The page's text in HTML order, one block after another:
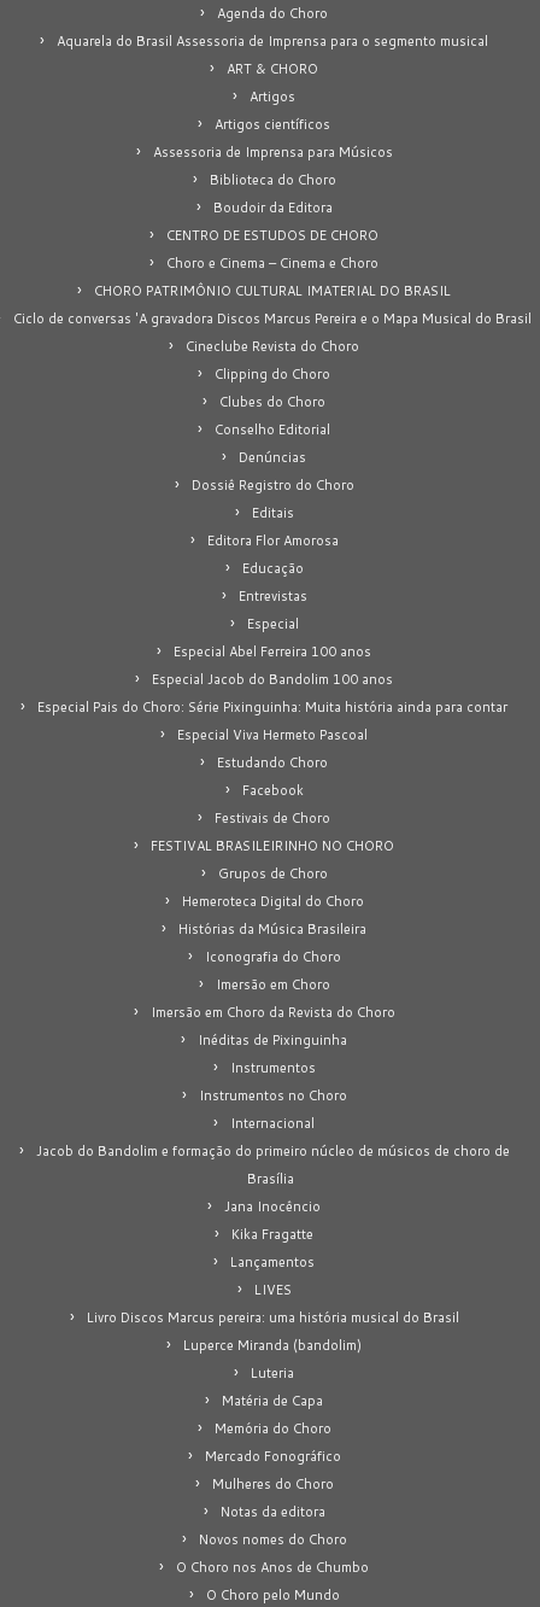
Agenda do Choro
Aquarela do Brasil Assessoria de Imprensa para o segmento musical
ART & CHORO
Artigos
Artigos científicos
Assessoria de Imprensa para Músicos
Biblioteca do Choro
Boudoir da Editora
CENTRO DE ESTUDOS DE CHORO
Choro e Cinema – Cinema e Choro
CHORO PATRIMÔNIO CULTURAL IMATERIAL DO BRASIL
Ciclo de conversas 'A gravadora Discos Marcus Pereira e o Mapa Musical do Brasil
Cineclube Revista do Choro
Clipping do Choro
Clubes do Choro
Conselho Editorial
Denúncias
Dossiê Registro do Choro
Editais
Editora Flor Amorosa
Educação
Entrevistas
Especial
Especial Abel Ferreira 100 anos
Especial Jacob do Bandolim 100 anos
Especial Pais do Choro: Série Pixinguinha: Muita história ainda para contar
Especial Viva Hermeto Pascoal
Estudando Choro
Facebook
Festivais de Choro
FESTIVAL BRASILEIRINHO NO CHORO
Grupos de Choro
Hemeroteca Digital do Choro
Histórias da Música Brasileira
Iconografia do Choro
Imersão em Choro
Imersão em Choro da Revista do Choro
Inéditas de Pixinguinha
Instrumentos
Instrumentos no Choro
Internacional
Jacob do Bandolim e formação do primeiro núcleo de músicos de choro de
Brasília
Jana Inocêncio
Kika Fragatte
Lançamentos
LIVES
Livro Discos Marcus pereira: uma história musical do Brasil
Luperce Miranda (bandolim)
Luteria
Matéria de Capa
Memória do Choro
Mercado Fonográfico
Mulheres do Choro
Notas da editora
Novos nomes do Choro
O Choro nos Anos de Chumbo
O Choro pelo Mundo